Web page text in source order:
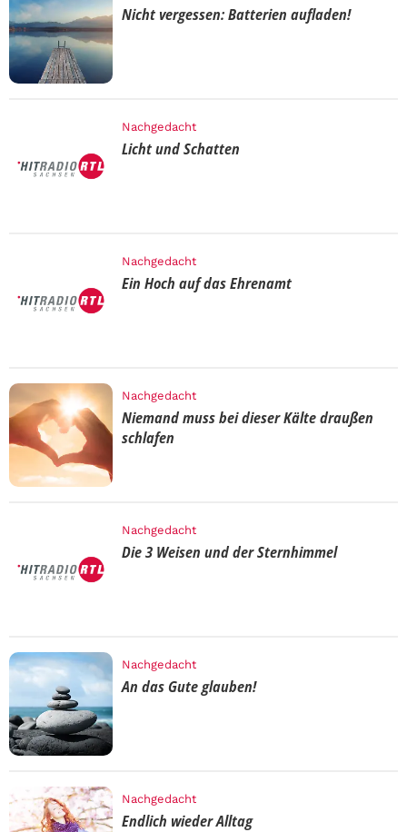
Nicht vergessen: Batterien aufladen!
Nachgedacht
Licht und Schatten
Nachgedacht
Ein Hoch auf das Ehrenamt
Nachgedacht
Niemand muss bei dieser Kälte draußen
schlafen
Nachgedacht
Die 3 Weisen und der Sternhimmel
Nachgedacht
An das Gute glauben!
Nachgedacht
Endlich wieder Alltag